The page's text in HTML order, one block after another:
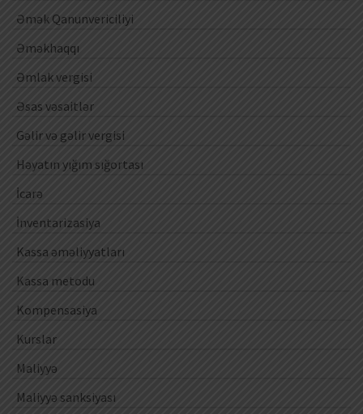
Əmək Qanunvericiliyi
Əməkhaqqı
Əmlak vergisi
Əsas vəsaitlər
Gəlir və gəlir vergisi
Həyatın yığım sığortası
İcarə
İnventarizasiya
Kassa əməliyyatları
Kassa metodu
Kompensasiya
Kurslar
Maliyyə
Maliyyə sanksiyası